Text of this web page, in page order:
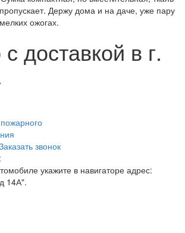
Держу дома и на даче, уже пару
ожогах.
доставкой в г.
звонок
укажите в навигаторе адрес:
14А".